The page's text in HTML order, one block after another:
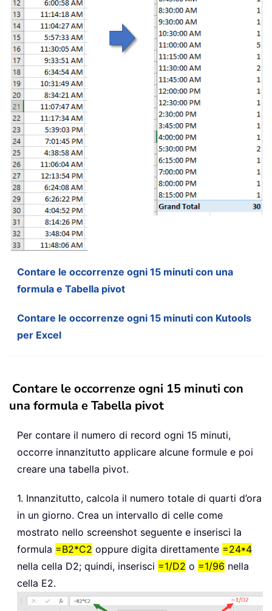
Contare le occorrenze ogni 15 minuti con una
formula e Tabella pivot
Contare le occorrenze ogni 15 minuti con Kutools
per Excel
Contare le occorrenze ogni 15 minuti con
una formula e Tabella pivot
Per contare il numero di record ogni 15 minuti,
occorre innanzitutto applicare alcune formule e poi
creare una tabella pivot.
1. Innanzitutto, calcola il numero totale di quarti d’ora
in un giorno. Crea un intervallo di celle come
mostrato nello screenshot seguente e inserisci la
formula =B2*C2 oppure digita direttamente =24*4
nella cella D2; quindi, inserisci =1/D2 o =1/96 nella
cella E2.